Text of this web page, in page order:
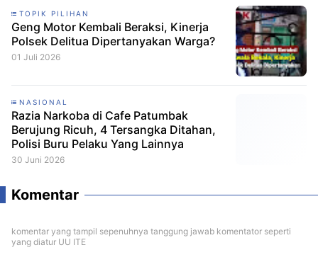
TOPIK PILIHAN
Geng Motor Kembali Beraksi, Kinerja
Polsek Delitua Dipertanyakan Warga?
01 Juli 2026
NASIONAL
Razia Narkoba di Cafe Patumbak
Berujung Ricuh, 4 Tersangka Ditahan,
Polisi Buru Pelaku Yang Lainnya
30 Juni 2026
Komentar
komentar yang tampil sepenuhnya tanggung jawab komentator seperti
yang diatur UU ITE